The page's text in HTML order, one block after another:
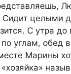
Сидит целыми
С утра
углам, обед
Марины